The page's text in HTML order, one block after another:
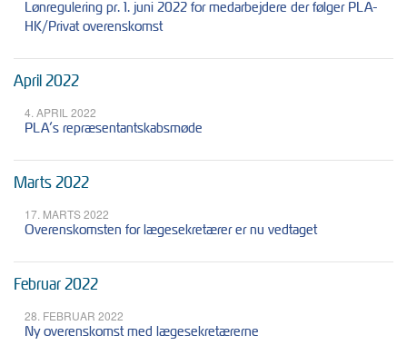
Lønregulering pr. 1. juni 2022 for medarbejdere der følger PLA-
HK/Privat overenskomst
April 2022
4. APRIL 2022
PLA’s repræsentantskabsmøde
Marts 2022
17. MARTS 2022
Overenskomsten for lægesekretærer er nu vedtaget
Februar 2022
28. FEBRUAR 2022
Ny overenskomst med lægesekretærerne